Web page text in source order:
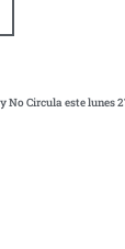
Circula este lunes